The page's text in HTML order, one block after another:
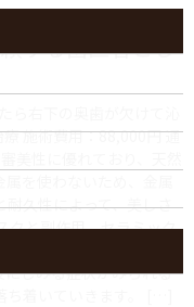
する歯医者とし
ら右下の奥歯が欠けて沁
施術費用：88,000円 通
美性に優れており、天然
を使わないため、金属
久性によって、美しさ
クと副作用 セラミック
撃や過度な力が加わる
しみる症状がみられる
ち着いていきます。 […]